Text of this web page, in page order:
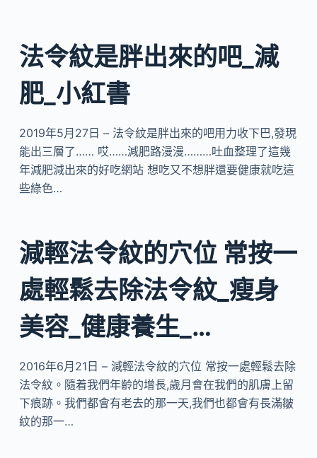
法令紋是胖出來的吧_減
肥_小紅書
2019年5月27日 – 法令紋是胖出來的吧用力收下巴,發現
能出三層了…… 哎……減肥路漫漫………吐血整理了這幾
年減肥減出來的好吃網站 想吃又不想胖還要健康就吃這
些綠色…
減輕法令紋的穴位 常按一
處輕鬆去除法令紋_瘦身
美容_健康養生_…
2016年6月21日 – 減輕法令紋的穴位 常按一處輕鬆去除
法令紋。隨着我們年齡的增長,歲月會在我們的肌膚上留
下痕跡。我們都會有老去的那一天,我們也都會有長滿皺
紋的那一…